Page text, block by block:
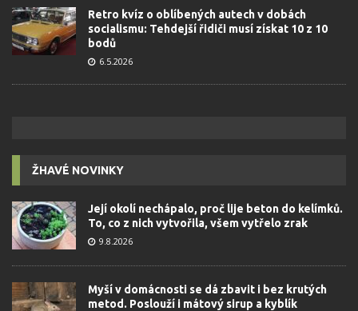
Retro kvíz o oblíbených autech v dobách
socialismu: Tehdejší řidiči musí získat 10 z 10
bodů
6.5.2026
ŽHAVÉ NOVINKY
Její okolí nechápalo, proč lije beton do kelímků.
To, co z nich vytvořila, všem vytřelo zrak
9.8.2026
Myší v domácnosti se dá zbavit i bez krutých
metod. Poslouží i mátový sirup a kyblík